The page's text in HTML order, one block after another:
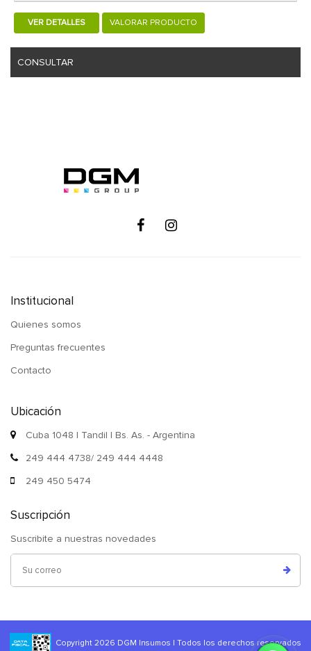
VER DETALLES VALORAR PRODUCTO
CONSULTAR
Institucional
Quienes somos
Preguntas frecuentes
Contacto
Ubicación
Cuba 1048 | Tandil | Bs. As. - Argentina
249 444 4738/ 249 444 4448
249 450 5474
Suscripción
Suscribite a nuestras novedades
Copyright 2026 DGM Insumos | Todos los derechos reservados